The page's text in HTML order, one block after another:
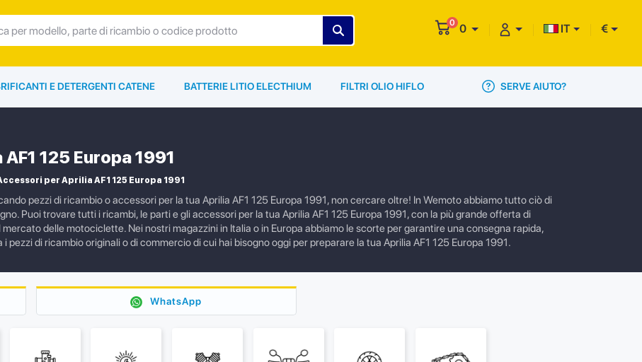
0 0 IT €
E DETERGENTI CATENE BATTERIE LITIO ELECTHIUM FILTRI OLIO HIFLO SERVE AIUTO?
125 Europa 1991
per Aprilia AF1 125 Europa 1991
pezzi di ricambio o accessori per la tua Aprilia AF1 125 Europa 1991, non cercare oltre! In Wemoto abbiamo tutto ciò di
Puoi trovare tutti i ricambi, le parti e gli accessori per la tua Aprilia AF1 125 Europa 1991, con la più grande offerta di
delle motociclette. Nei nostri magazzini in Italia o in Europa abbiamo le scorte per garantire una consegna rapida,
i pezzi di ricambio originali o di commercio di cui hai bisogno oggi per preparare la tua Aprilia AF1 125 Europa 1991.
WhatsApp